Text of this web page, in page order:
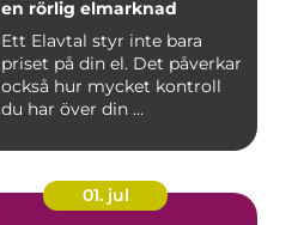
en rörlig elmarknad
Ett Elavtal styr inte bara
priset på din el. Det påverkar
också hur mycket kontroll
du har över din ...
01. jul